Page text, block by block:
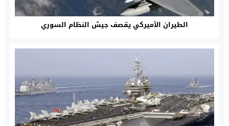
الطيران الأميركي يقصف جيش النظام السوري